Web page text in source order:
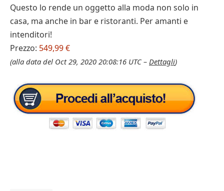
Questo lo rende un oggetto alla moda non solo in
casa, ma anche in bar e ristoranti. Per amanti e
intenditori!
Prezzo: 549,99 €
(alla data del Oct 29, 2020 20:08:16 UTC – Dettagli)